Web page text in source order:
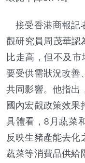
接受香港商報記
觀研究員周茂華認
比走高，但不及
要受供需狀況改善
共同影響。他指出
國內宏觀政策效果
具體看，8月蔬菜
反映生豬產能去化
蔬菜等消費品供給